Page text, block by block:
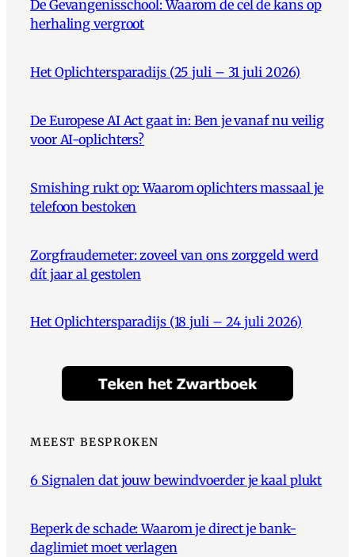
De Gevangenisschool: Waarom de cel de kans op
herhaling vergroot
Het Oplichtersparadijs (25 juli – 31 juli 2026)
De Europese AI Act gaat in: Ben je vanaf nu veilig
voor AI-oplichters?
Smishing rukt op: Waarom oplichters massaal je
telefoon bestoken
Zorgfraudemeter: zoveel van ons zorggeld werd
dít jaar al gestolen
Het Oplichtersparadijs (18 juli – 24 juli 2026)
MEEST BESPROKEN
6 Signalen dat jouw bewindvoerder je kaal plukt
Beperk de schade: Waarom je direct je bank-
daglimiet moet verlagen